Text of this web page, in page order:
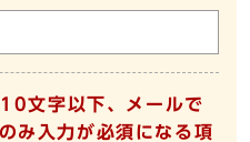
文字以下、メールで
み入力が必須になる項